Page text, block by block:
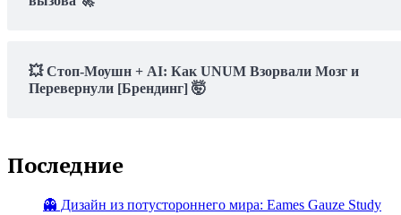
💥 Стоп-Моушн + AI: Как UNUM Взорвали Мозг и
Перевернули [Брендинг] 🤯
Последние
👻 Дизайн из потустороннего мира: Eames Gauze Study